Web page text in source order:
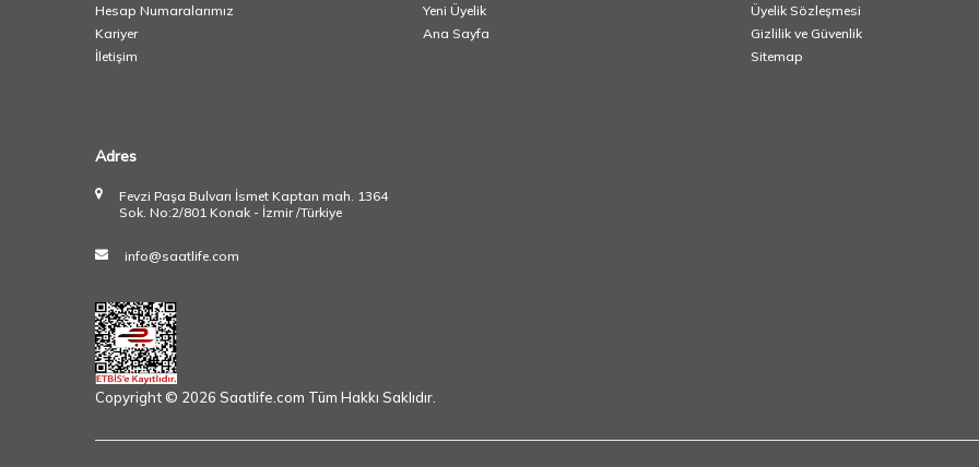
Hesap Numaralarımız
Kariyer
İletişim
Yeni Üyelik
Ana Sayfa
Üyelik Sözleşmesi
Gizlilik ve Güvenlik
Sitemap
Adres
Fevzi Paşa Bulvarı İsmet Kaptan mah. 1364
Sok. No:2/801 Konak - İzmir /Türkiye
info@saatlife.com
Copyright © 2026 Saatlife.com Tüm Hakkı Saklıdır.